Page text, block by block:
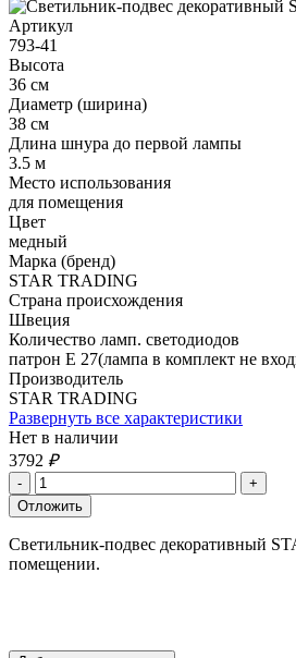
Артикул
793-41
Высота
36 см
Диаметр (ширина)
38 см
Длина шнура до первой лампы
3.5 м
Место использования
для помещения
Цвет
медный
Марка (бренд)
STAR TRADING
Страна происхождения
Швеция
Количество ламп. светодиодов
патрон Е 27(лампа в комплект не
Производитель
STAR TRADING
Развернуть все характеристики
Нет в наличии
3792 ₽
Светильник-подвес декоративный
помещении.